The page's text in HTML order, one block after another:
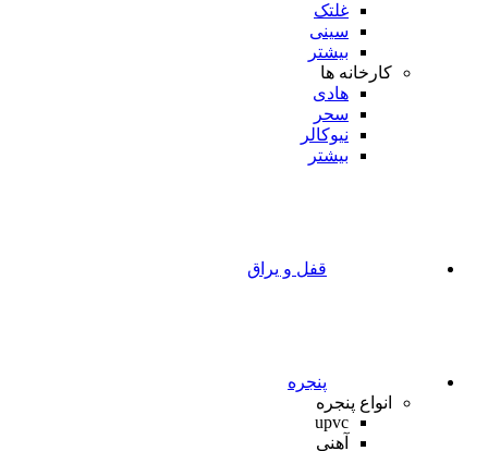
غلتک
سینی
بیشتر
کارخانه ها
هادی
سحر
نیوکالر
بیشتر
قفل و یراق
پنجره
انواع پنجره
upvc
آهنی